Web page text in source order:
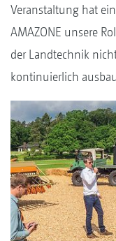
Veranstaltung hat
AMAZONE unsere
der Landtechnik
kontinuierlich